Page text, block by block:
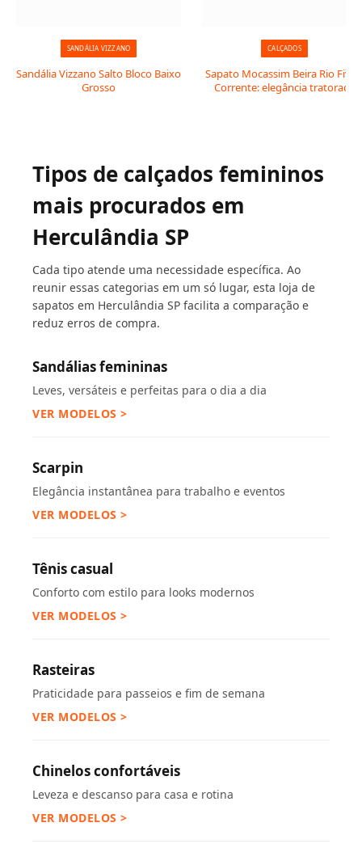
SANDÁLIA VIZZANO
Sandália Vizzano Salto Bloco Baixo
Grosso
CALÇADOS
Sapato Mocassim Beira Rio
Corrente: elegância tratorada
Tipos de calçados femininos
mais procurados em
Herculândia SP
Cada tipo atende uma necessidade específica. Ao
reunir essas categorias em um só lugar, esta loja de
sapatos em Herculândia SP facilita a comparação e
reduz erros de compra.
Sandálias femininas
Leves, versáteis e perfeitas para o dia a dia
VER MODELOS >
Scarpin
Elegância instantânea para trabalho e eventos
VER MODELOS >
Tênis casual
Conforto com estilo para looks modernos
VER MODELOS >
Rasteiras
Praticidade para passeios e fim de semana
VER MODELOS >
Chinelos confortáveis
Leveza e descanso para casa e rotina
VER MODELOS >